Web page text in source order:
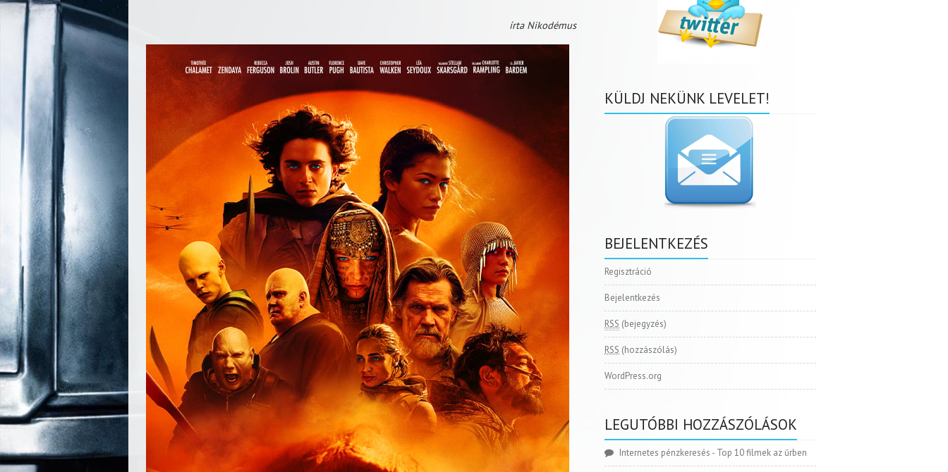
írta Nikodémus
KÜLDJ NEKÜNK LEVELET!
BEJELENTKEZÉS
Regisztráció
Bejelentkezés
RSS (bejegyzés)
RSS (hozzászólás)
WordPress.org
LEGUTÓBBI HOZZÁSZÓLÁSOK
Internetes pénzkeresés - Top 10 filmek az űrben